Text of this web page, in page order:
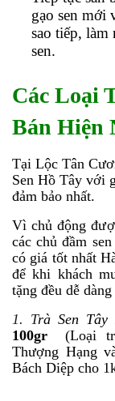
gạo sen mới
sao tiếp,
sen.
Các Loại
Bán Hiện
Tại Lộc Tân
Sen Hồ Tây với
đảm bảo nhất.
Vì chủ động
các chủ đầm
có giá tốt nhất
để khi khách
tặng đều dễ
1. Trà Sen Tây
100gr
(Loại
Thượng Hạng
Bách Diệp cho